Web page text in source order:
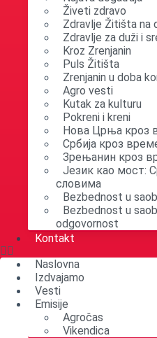
Živeti zdravo
Zdravlje Žitišta na
Zdravlje za duži i
Kroz Zrenjanin
Puls Žitišta
Zrenjanin u doba
Agro vesti
Kutak za kulturu
Pokreni i kreni
Нова Црња кроз
Србија кроз
Зрењанин кроз
Језик као мост:
словима
Bezbednost u
Bezbednost u
odgovornost
Kontakt
Naslovna
Izdvajamo
Vesti
Emisije
Agročas
Vikendica